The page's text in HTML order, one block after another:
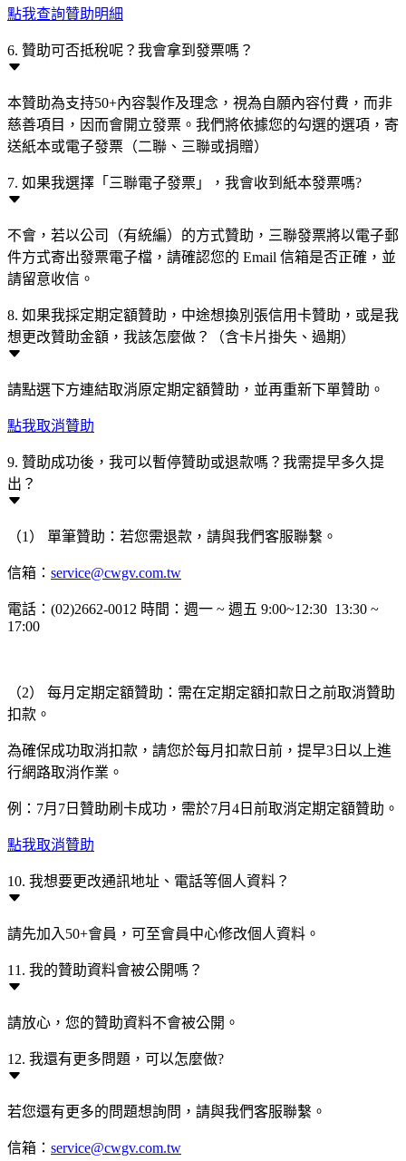
點我查詢贊助明細
6. 贊助可否抵稅呢？我會拿到發票嗎？
本贊助為支持50+內容製作及理念，視為自願內容付費，而非
慈善項目，因而會開立發票。我們將依據您的勾選的選項，寄
送紙本或電子發票（二聯、三聯或捐贈）
7. 如果我選擇「三聯電子發票」，我會收到紙本發票嗎?
不會，若以公司（有統編）的方式贊助，三聯發票將以電子郵
件方式寄出發票電子檔，請確認您的 Email 信箱是否正確，並
請留意收信。
8. 如果我採定期定額贊助，中途想換別張信用卡贊助，或是我
想更改贊助金額，我該怎麼做？（含卡片掛失、過期）
請點選下方連結取消原定期定額贊助，並再重新下單贊助。
點我取消贊助
9. 贊助成功後，我可以暫停贊助或退款嗎？我需提早多久提
出？
（1） 單筆贊助：若您需退款，請與我們客服聯繫。
信箱： service@cwgv.com.tw
電話：(02)2662-0012 時間：週一 ~ 週五 9:00~12:30 13:30 ~
17:00
（2） 每月定期定額贊助：需在定期定額扣款日之前取消贊助
扣款。
為確保成功取消扣款，請您於每月扣款日前，提早3日以上進
行網路取消作業。
例：7月7日贊助刷卡成功，需於7月4日前取消定期定額贊助。
點我取消贊助
10. 我想要更改通訊地址、電話等個人資料？
請先加入50+會員，可至會員中心修改個人資料。
11. 我的贊助資料會被公開嗎？
請放心，您的贊助資料不會被公開。
12. 我還有更多問題，可以怎麼做?
若您還有更多的問題想詢問，請與我們客服聯繫。
信箱： service@cwgv.com.tw